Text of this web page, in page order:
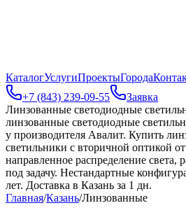
КаталогУслугиПроектыГорода
+7 (843) 239-09-55
Заявка
Линзованные светодиодные
линзованные светодиодные
у производителя Авалит. Купить
светильники с вторичной оптикой
направленное распределение света,
под задачу. Нестандартные
лет. Доставка в Казань за 1 дн.
Главная/Казань/Линзованные